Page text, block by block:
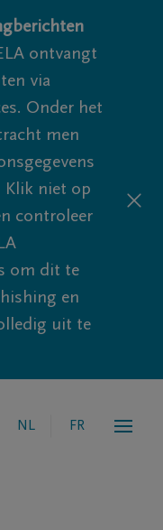
ontvangt
via
Onder het
men
Klik niet op
controleer
om dit te
en
uit te
NL FR